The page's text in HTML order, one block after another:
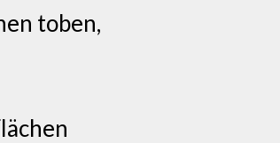
toben,